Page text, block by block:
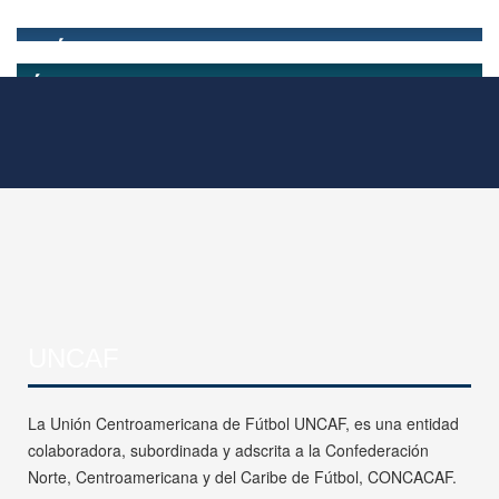
La Unión Centroamericana de Fútbol UNCAF, es una entidad
colaboradora, subordinada y adscrita a la Confederación
Norte, Centroamericana y del Caribe de Fútbol, CONCACAF.